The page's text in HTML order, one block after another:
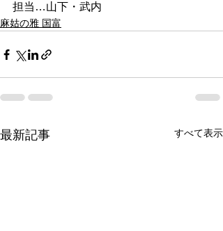
担当…山下・武内
麻姑の雅 国富
最新記事 すべて表示